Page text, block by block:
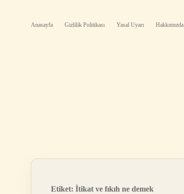
Anasayfa Gizlilik Politikası Yasal Uyarı Hakkımızda
Etiket: İtikat ve fıkıh ne demek